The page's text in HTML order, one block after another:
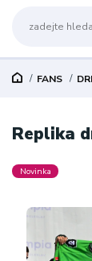
FANS
Replika
Novinka